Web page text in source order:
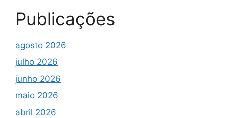
Publicações
agosto 2026
julho 2026
junho 2026
maio 2026
abril 2026